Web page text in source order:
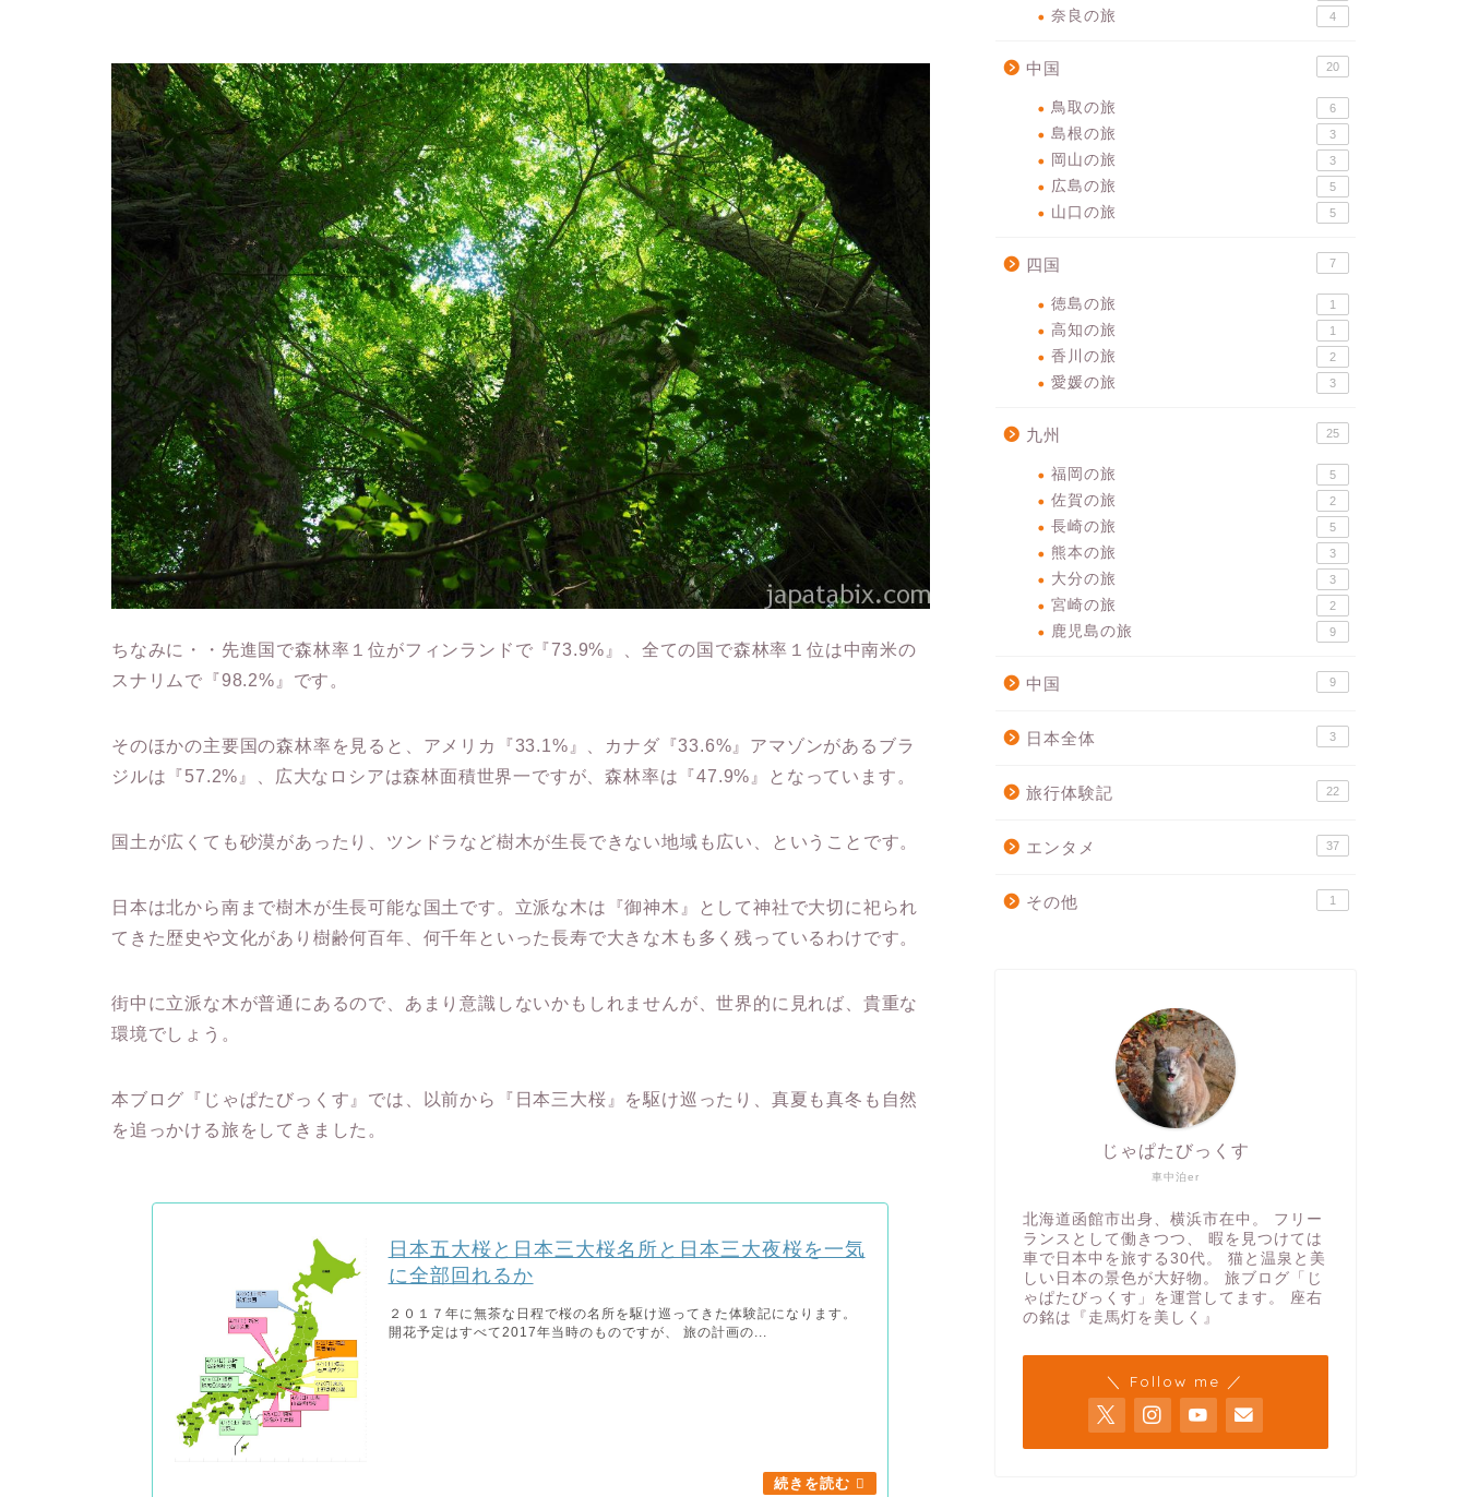
ちなみに・・先進国で森林率１位がフィンランドで『73.9%』、全ての国で森林率１位は中南米の
スナリムで『98.2%』です。
そのほかの主要国の森林率を見ると、アメリカ『33.1%』、カナダ『33.6%』アマゾンがあるブラ
ジルは『57.2%』、広大なロシアは森林面積世界一ですが、森林率は『47.9%』となっています。
国土が広くても砂漠があったり、ツンドラなど樹木が生長できない地域も広い、ということです。
日本は北から南まで樹木が生長可能な国土です。立派な木は『御神木』として神社で大切に祀られ
てきた歴史や文化があり樹齢何百年、何千年といった長寿で大きな木も多く残っているわけです。
街中に立派な木が普通にあるので、あまり意識しないかもしれませんが、世界的に見れば、貴重な
環境でしょう。
本ブログ『じゃぱたびっくす』では、以前から『日本三大桜』を駆け巡ったり、真夏も真冬も自然
を追っかける旅をしてきました。
日本五大桜と日本三大桜名所と日本三大夜桜を一気
に全部回れるか
２０１７年に無茶な日程で桜の名所を駆け巡ってきた体験記になります。
開花予定はすべて2017年当時のものですが、 旅の計画の...
奈良の旅 4
中国 20
鳥取の旅 6
島根の旅 3
岡山の旅 3
広島の旅 5
山口の旅 5
四国 7
徳島の旅 1
高知の旅 1
香川の旅 2
愛媛の旅 3
九州 25
福岡の旅 5
佐賀の旅 2
長崎の旅 5
熊本の旅 3
大分の旅 3
宮崎の旅 2
鹿児島の旅 9
中国 9
日本全体 3
旅行体験記 22
エンタメ 37
その他 1
車中泊er
じゃぱたびっくす
北海道函館市出身、横浜市在中。 フリー
ランスとして働きつつ、 暇を見つけては
車で日本中を旅する30代。 猫と温泉と美
しい日本の景色が大好物。 旅ブログ「じ
ゃぱたびっくす」を運営してます。 座右
の銘は『走馬灯を美しく』
＼ Follow me ／